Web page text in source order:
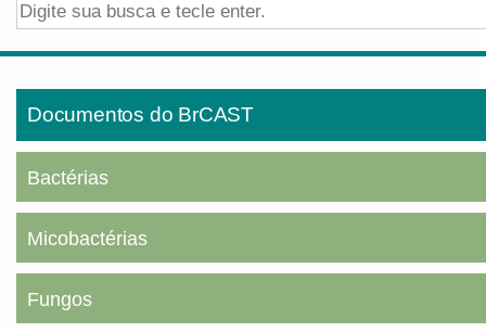
Documentos do BrCAST
Bactérias
Micobactérias
Fungos